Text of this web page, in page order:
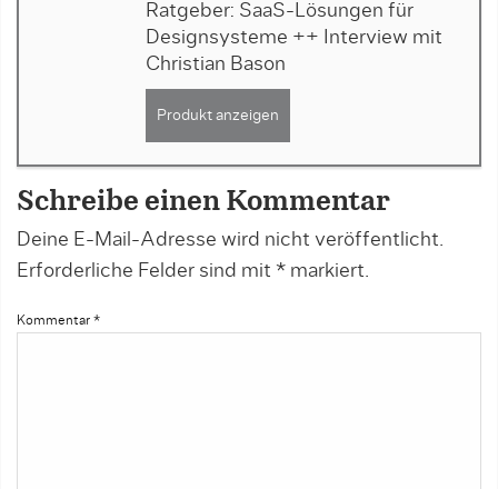
Ratgeber: SaaS-Lösungen für
Designsysteme ++ Interview mit
Christian Bason
Produkt anzeigen
Schreibe einen Kommentar
Deine E-Mail-Adresse wird nicht veröffentlicht.
Erforderliche Felder sind mit * markiert.
Kommentar *